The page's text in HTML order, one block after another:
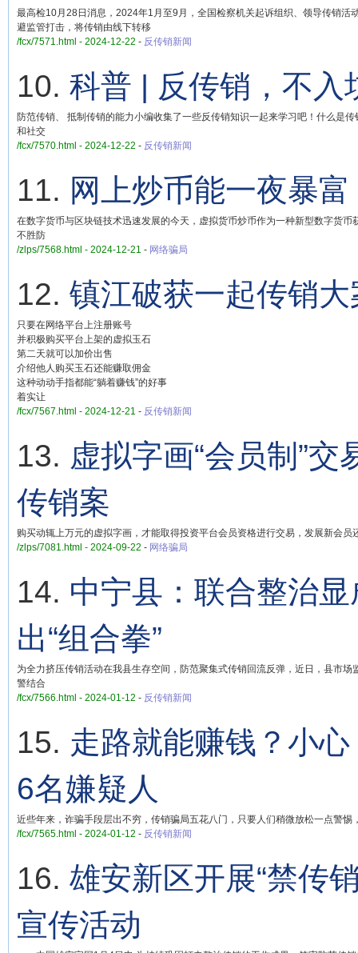
最高检10月28日消息，2024年1月至9月，全国检察机关起诉组织、领导传销
避监管打击，将传销由线下转移
/fcx/7571.html - 2024-12-22 - 反传销新闻
10. 科普 | 反传销，不入
防范传销、 抵制传销的能力小编收集了一些反传销知识一起来学习吧！什么是
和社交
/fcx/7570.html - 2024-12-22 - 反传销新闻
11. 网上炒币能一夜暴
在数字货币与区块链技术迅速发展的今天，虚拟货币炒币作为一种新型数字货
不胜防
/zlps/7568.html - 2024-12-21 - 网络骗局
12. 镇江破获一起传销
只要在网络平台上注册账号
并积极购买平台上架的虚拟玉石
第二天就可以加价出售
介绍他人购买玉石还能赚取佣金
这种动动手指都能“躺着赚钱”的好事
着实让
/fcx/7567.html - 2024-12-21 - 反传销新闻
13. 虚拟字画“会员制”
传销案
购买动辄上万元的虚拟字画，才能取得投资平台会员资格进行交易，发展新会
/zlps/7081.html - 2024-09-22 - 网络骗局
14. 中宁县：联合整治
出“组合拳”
为全力挤压传销活动在我县生存空间，防范聚集式传销回流反弹，近日，县市
警结合
/fcx/7566.html - 2024-01-12 - 反传销新闻
15. 走路就能赚钱？小
6名嫌疑人
近些年来，诈骗手段层出不穷，传销骗局五花八门，只要人们稍微放松一点警
/fcx/7565.html - 2024-01-12 - 反传销新闻
16. 雄安新区开展“禁传
宣传活动